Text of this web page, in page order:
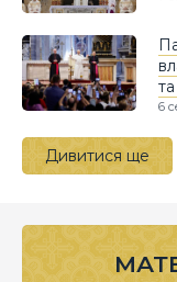
6
Дивитися ще